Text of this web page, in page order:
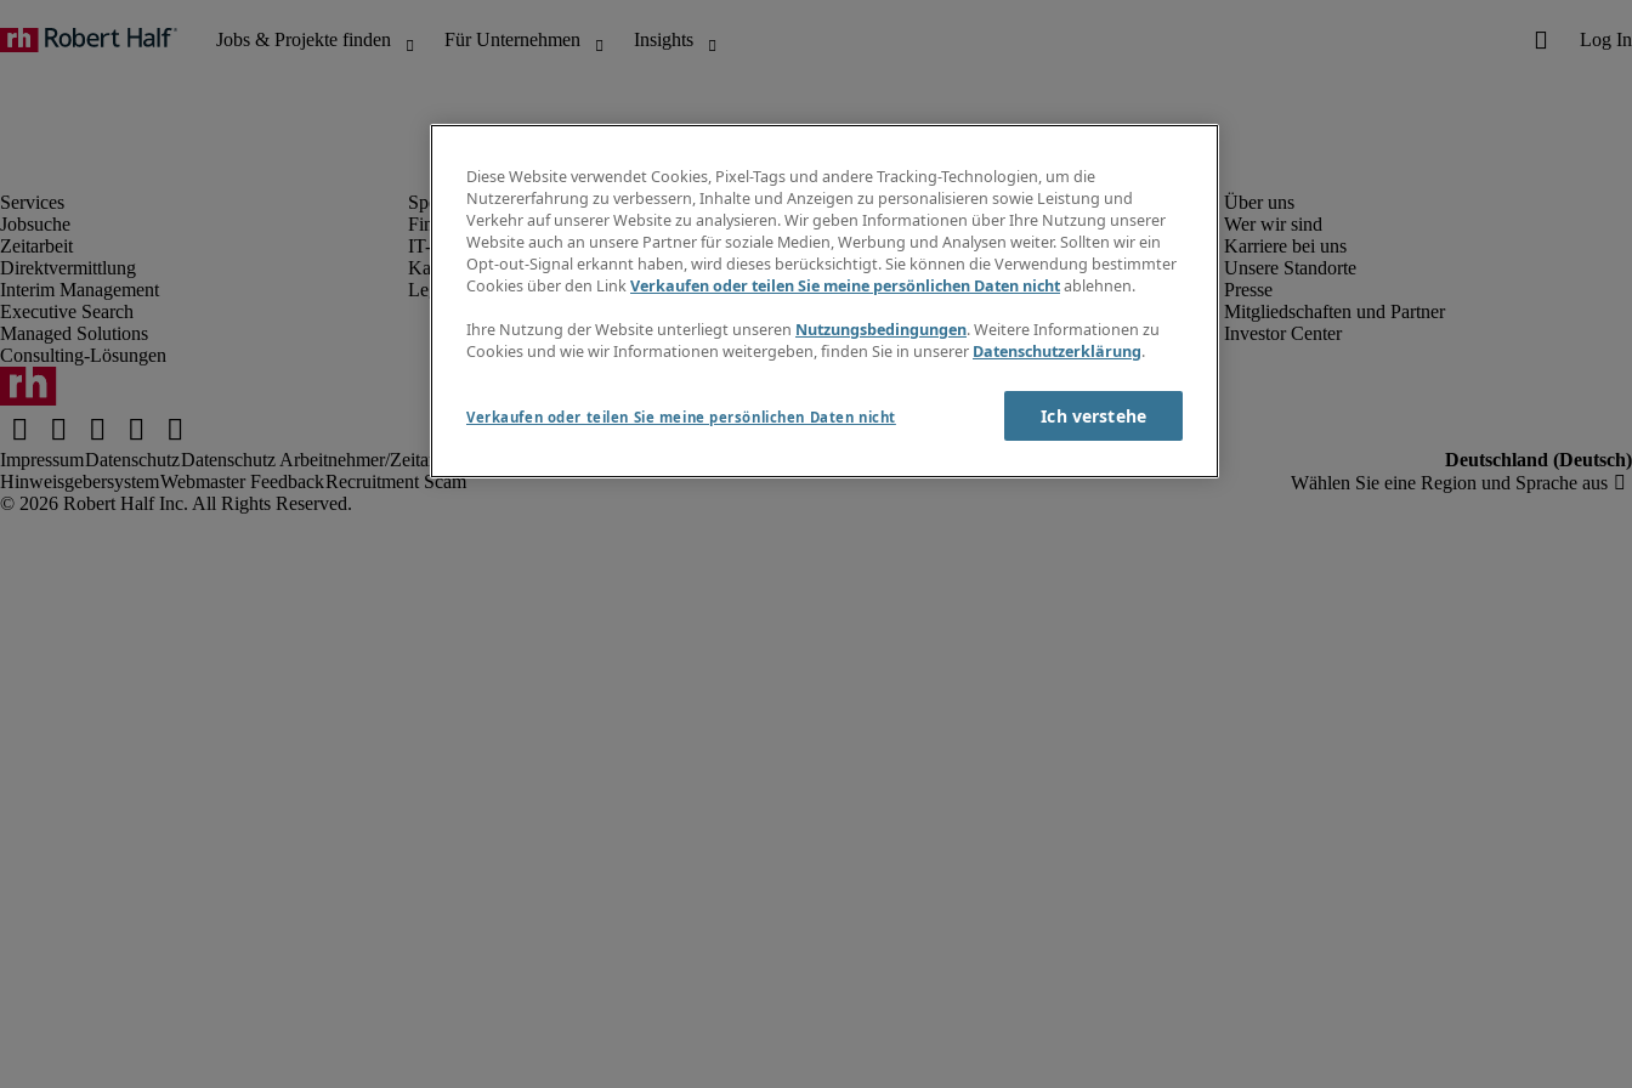
Jobsuche
Zeitarbeit
Direktvermittlung
Interim Management
Executive Search
Managed Solutions
Consulting-Lösungen
Finanz- & Rechnungswesen
IT-Bereich
Kaufmännischer Bereich
Legal
Info Center
Jobübersicht
Gehaltsübersicht
E-Learning
Wer wir sind
Karriere bei uns
Unsere Standorte
Presse
Mitgliedschaften und Partner
Investor Center
ImpressumDatenschutzDatenschutz Arbeitnehmer/Zeitarbeitskräfte
HinweisgebersystemWebmaster FeedbackRecruitment Scam
Diese Website verwendet Cookies, Pixel-Tags und andere Tracking-Technologien, um die
Nutzererfahrung zu verbessern, Inhalte und Anzeigen zu personalisieren sowie Leistung und
Verkehr auf unserer Website zu analysieren. Wir geben Informationen über Ihre Nutzung unserer
Website auch an unsere Partner für soziale Medien, Werbung und Analysen weiter. Sollten wir ein
Opt-out-Signal erkannt haben, wird dieses berücksichtigt. Sie können die Verwendung bestimmter
Cookies über den LinkVerkaufen oder teilen Sie meine persönlichen Daten nichtablehnen.
Ihre Nutzung der Website unterliegt unseren Nutzungsbedingungen. Weitere Informationen zu
Cookies und wie wir Informationen weitergeben, finden Sie in unserer Datenschutzerklärung.
Verkaufen oder teilen Sie meine persönlichen Daten nicht Ich verstehe